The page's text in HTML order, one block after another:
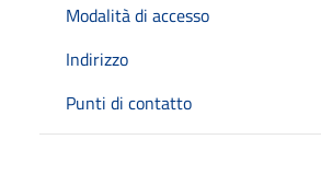
Modalità di accesso
Indirizzo
Punti di contatto